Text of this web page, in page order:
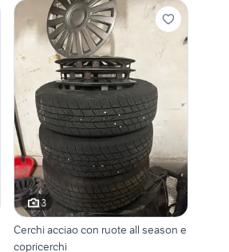
3
Cerchi acciao con ruote all season e
copricerchi